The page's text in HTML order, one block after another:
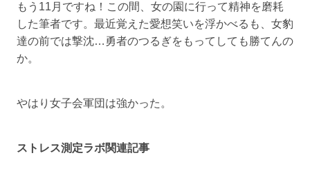
もう11月ですね！この間、女の園に行って精神を磨耗
した筆者です。最近覚えた愛想笑いを浮かべるも、女豹
達の前では撃沈…勇者のつるぎをもってしても勝てんの
か。
やはり女子会軍団は強かった。
ストレス測定ラボ関連記事